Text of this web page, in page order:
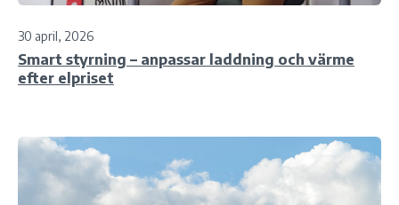
30 april, 2026
Smart styrning – anpassar laddning och värme
efter elpriset